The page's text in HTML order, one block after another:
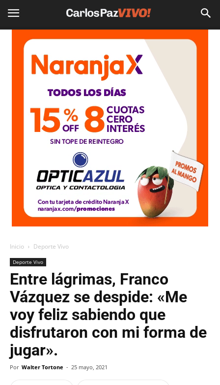
Inicio Deporte Vivo
Deporte Vivo
Entre lágrimas, Franco
Vázquez se despide: «Me
voy feliz sabiendo que
disfrutaron con mi forma de
jugar».
Por Walter Tortone - 25 mayo, 2021